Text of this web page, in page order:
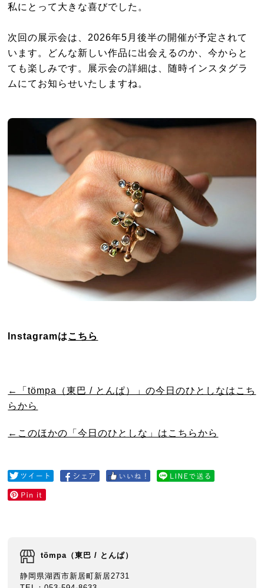
私にとって大きな喜びでした。
次回の展示会は、2026年5月後半の開催が予定されて
います。どんな新しい作品に出会えるのか、今からと
ても楽しみです。展示会の詳細は、随時インスタグラ
ムにてお知らせいたしますね。
Instagramはこちら
←「tömpa（東巴 / とんぱ）」の今日のひとしなはこち
らから
←このほかの「今日のひとしな」はこちらから
tömpa（東巴 / とんぱ）
静岡県湖西市新居町新居2731